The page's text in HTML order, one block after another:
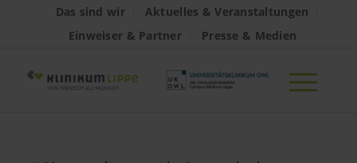
Das sind wir
Aktuelles & Veranstaltungen
Einweiser & Partner
Presse & Medien